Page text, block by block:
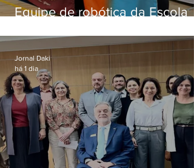
Equipe de robótica da Escola
prêmio internacional nos EUA
Jornal Daki
há 1 dia